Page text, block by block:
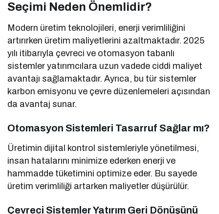
Seçimi Neden Önemlidir?
Modern üretim teknolojileri, enerji verimliliğini
artırırken üretim maliyetlerini azaltmaktadır. 2025
yılı itibarıyla çevreci ve otomasyon tabanlı
sistemler yatırımcılara uzun vadede ciddi maliyet
avantajı sağlamaktadır. Ayrıca, bu tür sistemler
karbon emisyonu ve çevre düzenlemeleri açısından
da avantaj sunar.
Otomasyon Sistemleri Tasarruf Sağlar mı?
Üretimin dijital kontrol sistemleriyle yönetilmesi,
insan hatalarını minimize ederken enerji ve
hammadde tüketimini optimize eder. Bu sayede
üretim verimliliği artarken maliyetler düşürülür.
Çevreci Sistemler Yatırım Geri Dönüşünü